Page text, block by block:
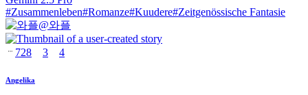
#Zusammenleben#Romanze#Kuudere#Zeitgenössische Fantasie
@와플
728 3 4
Angelika